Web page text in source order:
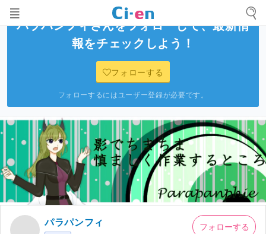
パラパンフィさんをフォローして、最新情
報をチェックしよう！
フォローする
フォローするにはユーザー登録が必要です。
パラパンフィ フォローする